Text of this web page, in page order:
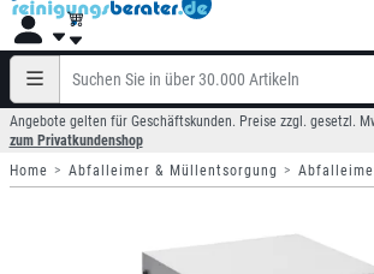
Angebote gelten für Geschäftskunden. Preise zzgl. gesetzl.
zum Privatkundenshop
Home
Abfalleimer & Müllentsorgung